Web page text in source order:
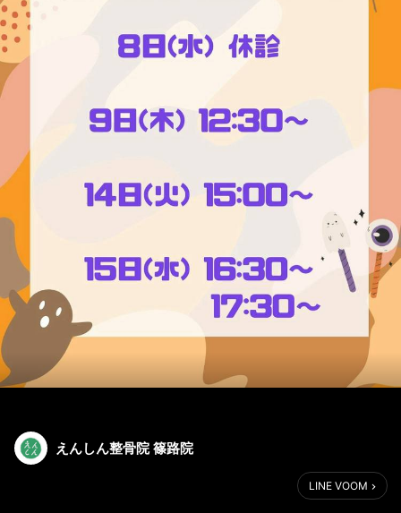
えんしん整骨院 篠路院
LINE VOOM